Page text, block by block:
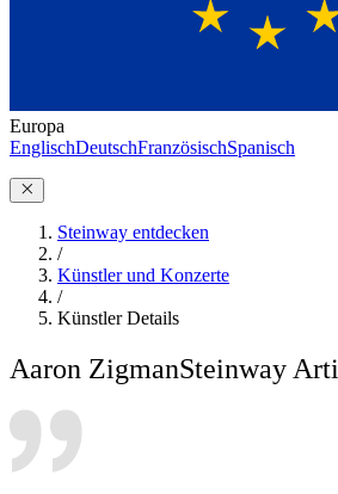
Europa
EnglischDeutschFranzösischSpanisch
Steinway entdecken
/
Künstler und Konzerte
/
Künstler Details
Aaron ZigmanSteinway